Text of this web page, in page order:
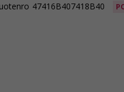
47416B407418B40